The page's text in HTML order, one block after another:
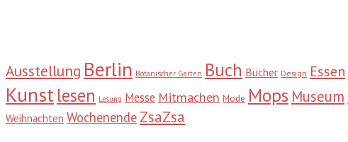
Ausstellung Berlin Botanischer Garten Buch Bücher Design Essen
Kunstlesen Lesung Messe Mitmachen Mode Mops Museum
Weihnachten Wochenende ZsaZsa